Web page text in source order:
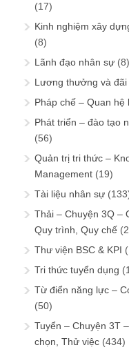
(17)
Kinh nghiệm xây
(8)
Lãnh đạo nhân sự (8)
Lương thưởng và đãi
Pháp chế – Quan hệ
Phát triển – đào tạo
(56)
Quản trị tri thức –
Management (19)
Tài liệu nhân sự
Thải – Chuyện 3Q –
Quy trình, Quy chế
Thư viện BSC & KPI
Tri thức tuyển dụng
Từ điển năng lực –
(50)
Tuyển – Chuyện 3T
chọn, Thử việc (434)